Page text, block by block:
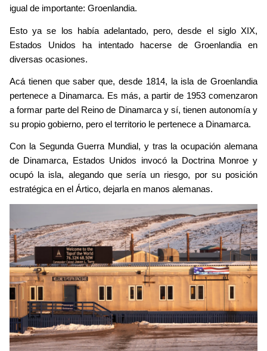
igual de importante: Groenlandia.
Esto ya se los había adelantado, pero, desde el siglo XIX,
Estados Unidos ha intentado hacerse de Groenlandia en
diversas ocasiones.
Acá tienen que saber que, desde 1814, la isla de Groenlandia
pertenece a Dinamarca. Es más, a partir de 1953 comenzaron
a formar parte del Reino de Dinamarca y sí, tienen autonomía y
su propio gobierno, pero el territorio le pertenece a Dinamarca.
Con la Segunda Guerra Mundial, y tras la ocupación alemana
de Dinamarca, Estados Unidos invocó la Doctrina Monroe y
ocupó la isla, alegando que sería un riesgo, por su posición
estratégica en el Ártico, dejarla en manos alemanas.